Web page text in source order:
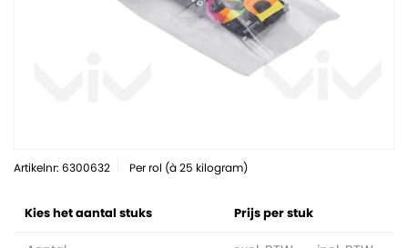
Artikelnr: 6300632 Per rol (à 25 kilogram)
Kies het aantal stuks Prijs per stuk